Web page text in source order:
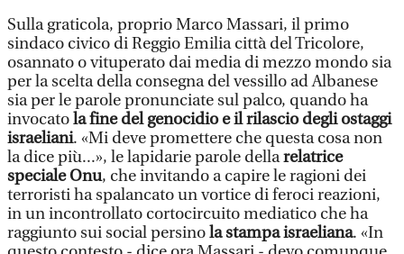
Sulla graticola, proprio Marco Massari, il primo
sindaco civico di Reggio Emilia città del Tricolore,
osannato o vituperato dai media di mezzo mondo sia
per la scelta della consegna del vessillo ad Albanese
sia per le parole pronunciate sul palco, quando ha
invocatola fine del genocidio e il rilascio degli ostaggi
israeliani. «Mi deve promettere che questa cosa non
la dice più...», le lapidarie parole dellarelatrice
speciale Onu, che invitando a capire le ragioni dei
terroristi ha spalancato un vortice di feroci reazioni,
in un incontrollato cortocircuito mediatico che ha
raggiunto sui social persinola stampa israeliana. «In